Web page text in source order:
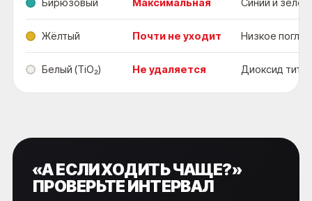
Бирюзовый Максимальная Синий и
Жёлтый Почти не уходит Низкое
Белый (TiO₂) Не удаляется Диоксид
«А ЕСЛИ ХОДИТЬ ЧАЩЕ?»
ПРОВЕРЬТЕ ИНТЕРВАЛ